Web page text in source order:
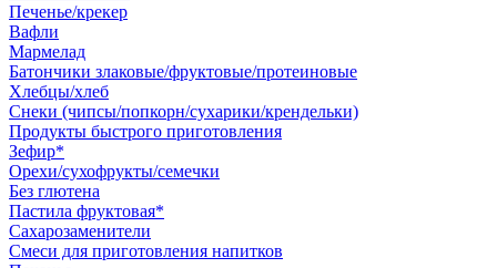
Печенье/крекер
Вафли
Мармелад
Батончики злаковые/фруктовые/протеиновые
Хлебцы/хлеб
Снеки (чипсы/попкорн/сухарики/крендельки)
Продукты быстрого приготовления
Зефир*
Орехи/сухофрукты/семечки
Без глютена
Пастила фруктовая*
Сахарозаменители
Смеси для приготовления напитков